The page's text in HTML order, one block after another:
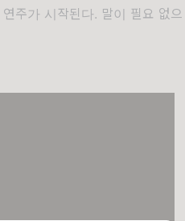
주가 시작된다. 말이 필요 없으